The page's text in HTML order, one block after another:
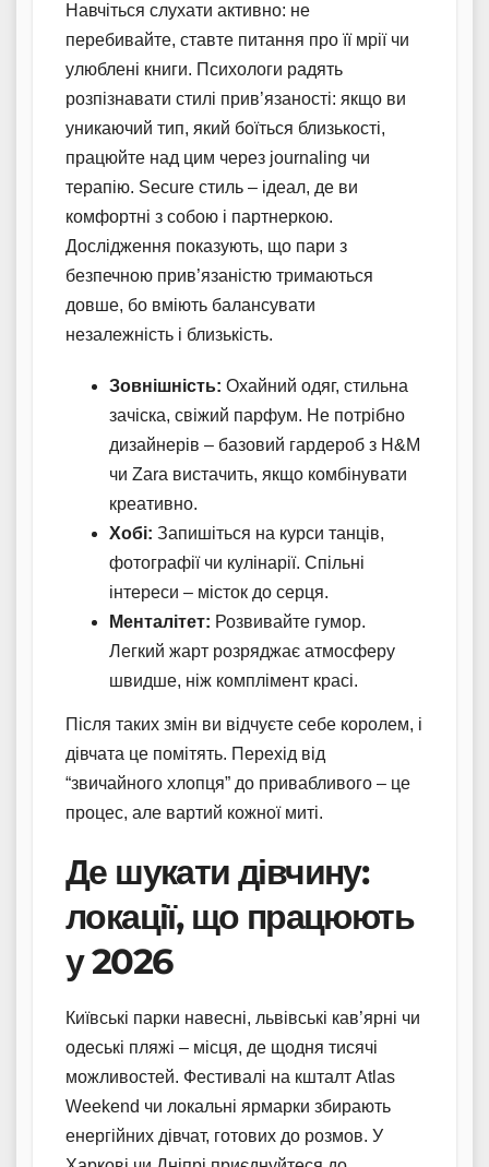
Навчіться слухати активно: не
перебивайте, ставте питання про її мрії чи
улюблені книги. Психологи радять
розпізнавати стилі прив’язаності: якщо ви
уникаючий тип, який боїться близькості,
працюйте над цим через journaling чи
терапію. Secure стиль – ідеал, де ви
комфортні з собою і партнеркою.
Дослідження показують, що пари з
безпечною прив’язаністю тримаються
довше, бо вміють балансувати
незалежність і близькість.
Зовнішність: Охайний одяг, стильна
зачіска, свіжий парфум. Не потрібно
дизайнерів – базовий гардероб з H&M
чи Zara вистачить, якщо комбінувати
креативно.
Хобі: Запишіться на курси танців,
фотографії чи кулінарії. Спільні
інтереси – місток до серця.
Менталітет: Розвивайте гумор.
Легкий жарт розряджає атмосферу
швидше, ніж комплімент красі.
Після таких змін ви відчуєте себе королем, і
дівчата це помітять. Перехід від
“звичайного хлопця” до привабливого – це
процес, але вартий кожної миті.
Де шукати дівчину:
локації, що працюють
у 2026
Київські парки навесні, львівські кав’ярні чи
одеські пляжі – місця, де щодня тисячі
можливостей. Фестивалі на кшталт Atlas
Weekend чи локальні ярмарки збирають
енергійних дівчат, готових до розмов. У